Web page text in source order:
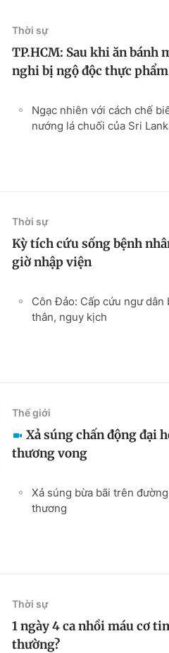
Thời sự
TP.HCM: Sau khi ăn bánh
nghi bị ngộ độc thực
Ngạc nhiên với cách chế
nướng lá chuối của Sri
Thời sự
Kỳ tích cứu sống bệnh
giờ nhập viện
Côn Đảo: Cấp cứu ngư
thân, nguy kịch
Thế giới
Xả súng chấn động đại
thương vong
Xả súng bừa bãi trên
thương
Thời sự
1 ngày 4 ca nhồi máu cơ
thường?